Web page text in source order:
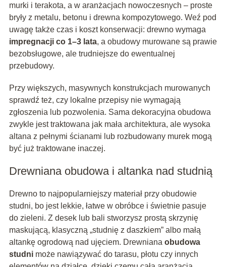
murki i terakota, a w aranżacjach nowoczesnych – proste
bryły z metalu, betonu i drewna kompozytowego. Weź pod
uwagę także czas i koszt konserwacji: drewno wymaga
impregnacji co 1–3 lata, a obudowy murowane są prawie
bezobsługowe, ale trudniejsze do ewentualnej
przebudowy.
Przy większych, masywnych konstrukcjach murowanych
sprawdź też, czy lokalne przepisy nie wymagają
zgłoszenia lub pozwolenia. Sama dekoracyjna obudowa
zwykle jest traktowana jak mała architektura, ale wysoka
altana z pełnymi ścianami lub rozbudowany murek mogą
być już traktowane inaczej.
Drewniana obudowa i altanka nad studnią
Drewno to najpopularniejszy materiał przy obudowie
studni, bo jest lekkie, łatwe w obróbce i świetnie pasuje
do zieleni. Z desek lub bali stworzysz prostą skrzynię
maskującą, klasyczną „studnię z daszkiem” albo małą
altankę ogrodową nad ujęciem. Drewniana obudowa
studnimoże nawiązywać do tarasu, płotu czy innych